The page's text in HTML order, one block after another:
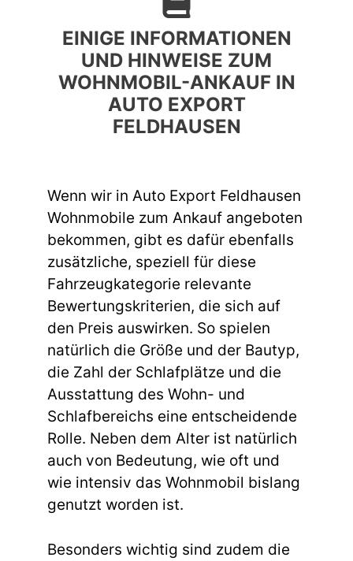
EINIGE INFORMATIONEN
UND HINWEISE ZUM
WOHNMOBIL-ANKAUF IN
AUTO EXPORT
FELDHAUSEN
Wenn wir in Auto Export Feldhausen
Wohnmobile zum Ankauf angeboten
bekommen, gibt es dafür ebenfalls
zusätzliche, speziell für diese
Fahrzeugkategorie relevante
Bewertungskriterien, die sich auf
den Preis auswirken. So spielen
natürlich die Größe und der Bautyp,
die Zahl der Schlafplätze und die
Ausstattung des Wohn- und
Schlafbereichs eine entscheidende
Rolle. Neben dem Alter ist natürlich
auch von Bedeutung, wie oft und
wie intensiv das Wohnmobil bislang
genutzt worden ist.
Besonders wichtig sind zudem die